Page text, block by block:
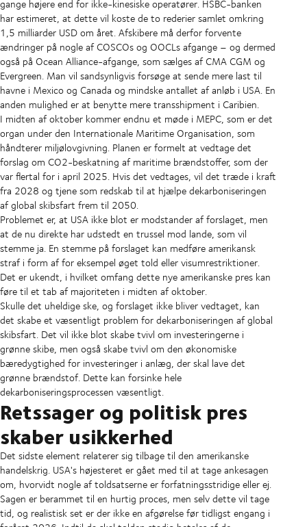
gange højere end for ikke-kinesiske operatører. HSBC-banken
har estimeret, at dette vil koste de to rederier samlet omkring
1,5 milliarder USD om året. Afskibere må derfor forvente
ændringer på nogle af COSCOs og OOCLs afgange – og dermed
også på Ocean Alliance-afgange, som sælges af CMA CGM og
Evergreen. Man vil sandsynligvis forsøge at sende mere last til
havne i Mexico og Canada og mindske antallet af anløb i USA. En
anden mulighed er at benytte mere transshipment i Caribien.
I midten af oktober kommer endnu et møde i MEPC, som er det
organ under den Internationale Maritime Organisation, som
håndterer miljølovgivning. Planen er formelt at vedtage det
forslag om CO2-beskatning af maritime brændstoffer, som der
var flertal for i april 2025. Hvis det vedtages, vil det træde i kraft
fra 2028 og tjene som redskab til at hjælpe dekarboniseringen
af global skibsfart frem til 2050.
Problemet er, at USA ikke blot er modstander af forslaget, men
at de nu direkte har udstedt en trussel mod lande, som vil
stemme ja. En stemme på forslaget kan medføre amerikansk
straf i form af for eksempel øget told eller visumrestriktioner.
Det er ukendt, i hvilket omfang dette nye amerikanske pres kan
føre til et tab af majoriteten i midten af oktober.
Skulle det uheldige ske, og forslaget ikke bliver vedtaget, kan
det skabe et væsentligt problem for dekarboniseringen af global
skibsfart. Det vil ikke blot skabe tvivl om investeringerne i
grønne skibe, men også skabe tvivl om den økonomiske
bæredygtighed for investeringer i anlæg, der skal lave det
grønne brændstof. Dette kan forsinke hele
dekarboniseringsprocessen væsentligt.
Retssager og politisk pres
skaber usikkerhed
Det sidste element relaterer sig tilbage til den amerikanske
handelskrig. USA's højesteret er gået med til at tage ankesagen
om, hvorvidt nogle af toldsatserne er forfatningsstridige eller ej.
Sagen er berammet til en hurtig proces, men selv dette vil tage
tid, og realistisk set er der ikke en afgørelse før tidligst engang i